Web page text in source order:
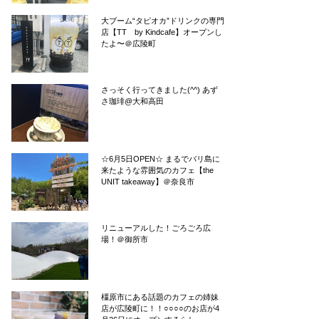
大ブーム“タピオカ”ドリンクの専門
店【TT by Kindcafe】オープンし
たよ〜＠広陵町
さっそく行ってきました(^^) あず
さ珈琲@大和高田
☆6月5日OPEN☆ まるでバリ島に
来たような雰囲気のカフェ【the
UNIT takeaway】＠奈良市
リニューアルした！ごろごろ広
場！＠御所市
橿原市にある話題のカフェの姉妹
店が広陵町に！！○○○○のお店が4